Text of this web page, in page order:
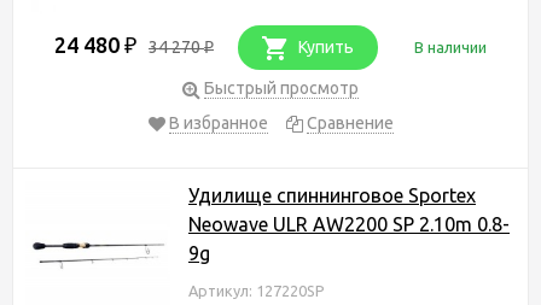
24 480 ₽ 34 270₽ Купить В наличии
Быстрый просмотр
В избранное
Сравнение
Удилище спиннинговое Sportex
Neowave ULR AW2200 SP 2.10m 0.8-
9g
Артикул: 127220SP